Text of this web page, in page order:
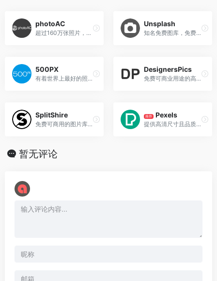
photoAC
超过160万张照片，可用于个人和商业的高质量图像，并且所有的照片都是免费的。用邮箱注册一个帐号即可免费下载，同时提供各种尺寸。
Unsplash
知名免费图库，免费下载高分辨率照片，可商用
500PX
有着世界上最好的照片分享，你值得拥有
DesignersPics
免费可商业用途的高分辨率生活图片，DesignersPics是一个提供免费高分辨摄影图片的博客网站，该网站上所有的图片均可用于个人和商业用途，并且不需要署名，该网站的图片每个月都会增加最新的照片，所有的图片都是由Jeshu John拍摄。
SplitShire
免费可商用的图片库，更有视频素材资源
推荐 Pexels
提供高清尺寸且品质优良的免费照片网站
暂无评论